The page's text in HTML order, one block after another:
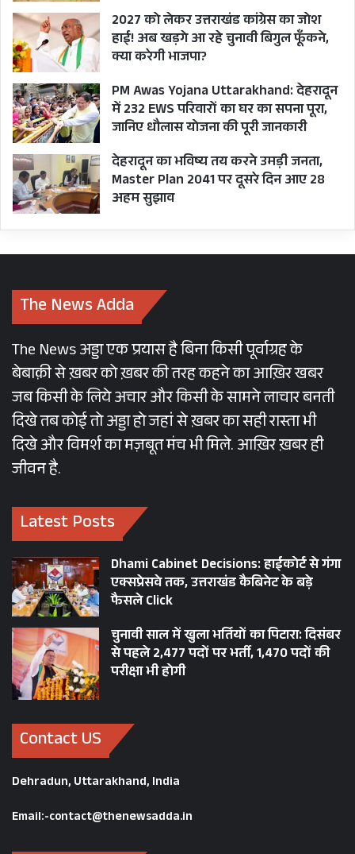
2027 को लेकर उत्तराखंड कांग्रेस का जोश
हाई! अब खड़गे आ रहे चुनावी बिगुल फूँकने,
क्या करेगी भाजपा?
PM Awas Yojana Uttarakhand: देहरादून
में 232 EWS परिवारों का घर का सपना पूरा,
जानिए धौलास योजना की पूरी जानकारी
देहरादून का भविष्य तय करने उमड़ी जनता,
Master Plan 2041 पर दूसरे दिन आए 28
अहम सुझाव
The News Adda
The News अड्डा एक प्रयास है बिना किसी पूर्वाग्रह के
बेबाक़ी से ख़बर को ख़बर की तरह कहने का आख़िर खबर
जब किसी के लिये अचार और किसी के सामने लाचार बनती
दिखे तब कोई तो अड्डा हो जहां से ख़बर का सही रास्ता भी
दिखे और विमर्श का मज़बूत मंच भी मिले. आख़िर ख़बर ही
जीवन है.
Latest Posts
Dhami Cabinet Decisions: हाईकोर्ट से गंगा
एक्सप्रेसवे तक, उत्तराखंड कैबिनेट के बड़े
फैसले Click
चुनावी साल में खुला भर्तियों का पिटारा: दिसंबर
से पहले 2,477 पदों पर भर्ती, 1,470 पदों की
परीक्षा भी होगी
Contact US
Dehradun, Uttarakhand, India
Email:-contact@thenewsadda.in